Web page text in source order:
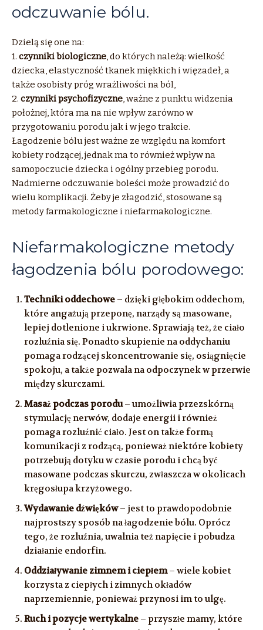
odczuwanie bólu.
Dzielą się one na:
1. czynniki biologiczne, do których należą: wielkość
dziecka, elastyczność tkanek miękkich i więzadeł, a
także osobisty próg wrażliwości na ból,
2. czynniki psychofizyczne, ważne z punktu widzenia
położnej, która ma na nie wpływ zarówno w
przygotowaniu porodu jak i w jego trakcie.
Łagodzenie bólu jest ważne ze względu na komfort
kobiety rodzącej, jednak ma to również wpływ na
samopoczucie dziecka i ogólny przebieg porodu.
Nadmierne odczuwanie boleści może prowadzić do
wielu komplikacji. Żeby je złagodzić, stosowane są
metody farmakologiczne i niefarmakologiczne.
Niefarmakologiczne metody
łagodzenia bólu porodowego:
Techniki oddechowe – dzięki głębokim oddechom,
które angażują przeponę, narządy są masowane,
lepiej dotlenione i ukrwione. Sprawiają też, że ciało
rozluźnia się. Ponadto skupienie na oddychaniu
pomaga rodzącej skoncentrowanie się, osiągnięcie
spokoju, a także pozwala na odpoczynek w przerwie
między skurczami.
Masaż podczas porodu– umożliwia przezskórną
stymulację nerwów, dodaje energii i również
pomaga rozluźnić ciało. Jest on także formą
komunikacji z rodzącą, ponieważ niektóre kobiety
potrzebują dotyku w czasie porodu i chcą być
masowane podczas skurczu, zwłaszcza w okolicach
kręgosłupa krzyżowego.
Wydawanie dźwięków– jest to prawdopodobnie
najprostszy sposób na łagodzenie bólu. Oprócz
tego, że rozluźnia, uwalnia też napięcie i pobudza
działanie endorfin.
Oddziaływanie zimnem i ciepłem– wiele kobiet
korzysta z ciepłych i zimnych okładów
naprzemiennie, ponieważ przynosi im to ulgę.
Ruch i pozycje wertykalne – przyszłe mamy, które